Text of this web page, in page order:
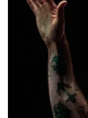
Протягом
Олександра
зберігав
Революції
У коментарях до
нарешті
«Не будь
«Сергей,
стороне,
Сам Сергій